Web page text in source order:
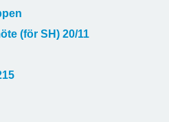
(för SH) 20/11